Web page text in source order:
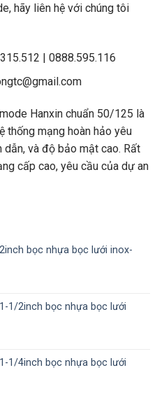
hãy liên hệ với chúng tôi
| 0888.595.116
Hanxin chuẩn 50/125 là
thống mạng hoàn hảo yêu
dẫn, và độ bảo mật cao. Rất
cấp cao, yêu cầu của dự an
bọc nhựa bọc lưới inox-
1/2inch bọc nhựa bọc lưới
1/4inch bọc nhựa bọc lưới